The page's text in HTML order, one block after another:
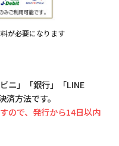
が必要になります
ニ」「銀行」「LINE
方法です。
ので、発行から14日以内